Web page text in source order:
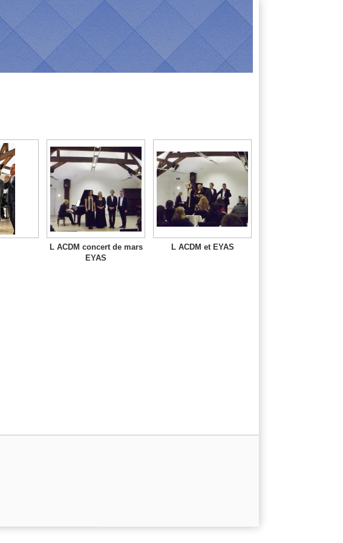
L ACDM concert de mars
EYAS
L ACDM et EYAS